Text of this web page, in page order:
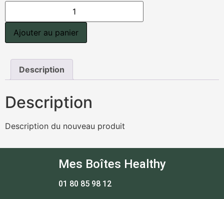
Ajouter au panier
Description
Description
Description du nouveau produit
Mes Boîtes Healthy
01 80 85 98 12